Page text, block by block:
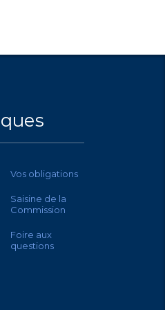
Vos obligations
Saisine de la
Commission
Foire aux
questions